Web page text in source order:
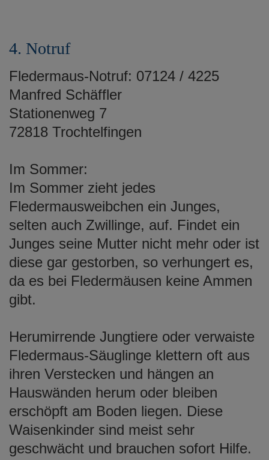
4. Notruf
Fledermaus-Notruf: 07124 / 4225
Manfred Schäffler
Stationenweg 7
72818 Trochtelfingen
Im Sommer:
Im Sommer zieht jedes
Fledermausweibchen ein Junges,
selten auch Zwillinge, auf. Findet ein
Junges seine Mutter nicht mehr oder ist
diese gar gestorben, so verhungert es,
da es bei Fledermäusen keine Ammen
gibt.
Herumirrende Jungtiere oder verwaiste
Fledermaus-Säuglinge klettern oft aus
ihren Verstecken und hängen an
Hauswänden herum oder bleiben
erschöpft am Boden liegen. Diese
Waisenkinder sind meist sehr
geschwächt und brauchen sofort Hilfe.